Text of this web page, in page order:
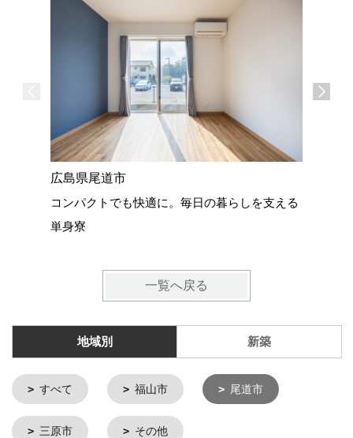
広島県尾道市
コンパクトでも快適に。毎日の暮らしを支える
単身寮
一覧へ戻る
地域別 新築
すべて 福山市 尾道市
三原市 その他